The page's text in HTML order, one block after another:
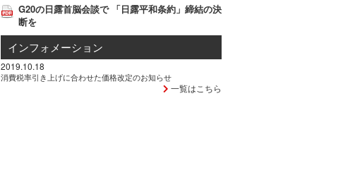
G20の日露首脳会談で 「日露平和条約」締結の決
断を
インフォメーション
2019.10.18
消費税率引き上げに合わせた価格改定のお知らせ
一覧はこちら